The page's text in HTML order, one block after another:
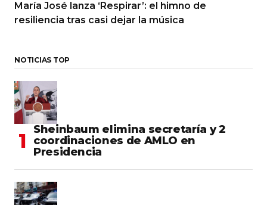
María José lanza ‘Respirar’: el himno de
resiliencia tras casi dejar la música
NOTICIAS TOP
Sheinbaum elimina secretaría y 2
coordinaciones de AMLO en
Presidencia